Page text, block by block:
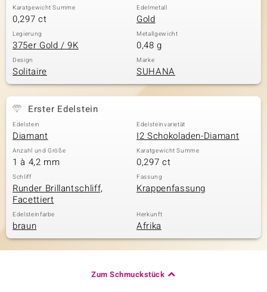
Karatgewicht Summe
0,297 ct
Edelmetall
Gold
Legierung
375er Gold / 9K
Metallgewicht
0,48 g
Design
Solitaire
Marke
SUHANA
Erster Edelstein
Edelstein
Diamant
Edelsteinvarietät
I2 Schokoladen-Diamant
Anzahl und Größe
1 à 4,2 mm
Karatgewicht Summe
0,297 ct
Schliff
Runder Brillantschliff,
Facettiert
Fassung
Krappenfassung
Edelsteinfarbe
braun
Herkunft
Afrika
Zum Schmuckstück